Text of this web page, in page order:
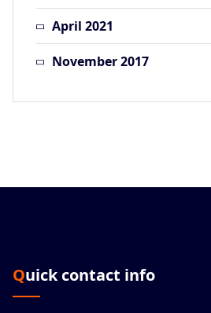
April 2021
November 2017
Quick contact info